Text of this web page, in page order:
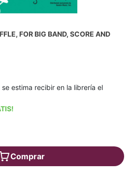
FOR BIG BAND, SCORE AND
estima recibir en la librería el
Comprar